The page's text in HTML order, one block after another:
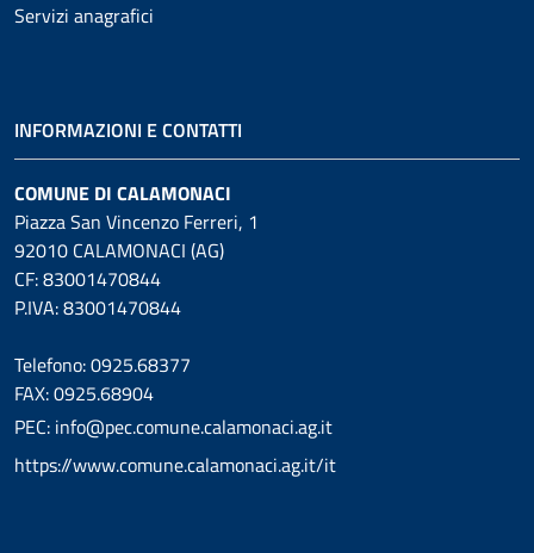
Servizi anagrafici
INFORMAZIONI E CONTATTI
COMUNE DI CALAMONACI
Piazza San Vincenzo Ferreri, 1
92010 CALAMONACI (AG)
CF: 83001470844
P.IVA: 83001470844
Telefono: 0925.68377
FAX: 0925.68904
PEC: info@pec.comune.calamonaci.ag.it
https://www.comune.calamonaci.ag.it/it